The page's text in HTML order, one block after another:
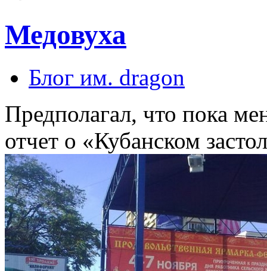
Медовуха
Блог им. dragon
Предполагал, что пока
отчет о «Кубанском